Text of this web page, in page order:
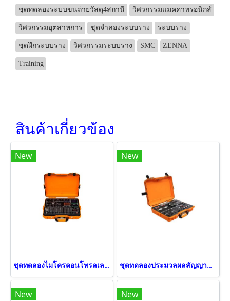
ชุดทดลองระบบขนถ่ายวัสดุ4สถานี วิศวกรรมแมคคาทรอนิกส์
วิศวกรรมอุตสาหการ ชุดจำลองระบบราง ระบบราง
ชุดฝึกระบบราง วิศวกรรมระบบราง SMC ZENNA
Training
สินค้าเกี่ยวข้อง
New
ชุดทดลองไมโครคอนโทรลเลอร์ PIC ขั้นสูง
New
ชุดทดลองประมวลผลสัญญาณดิจิตอล (DSP)
New New